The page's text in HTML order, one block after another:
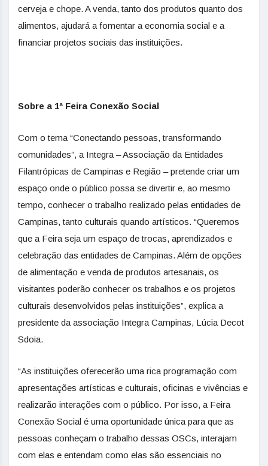
cerveja e chope. A venda, tanto dos produtos quanto dos
alimentos, ajudará a fomentar a economia social e a
financiar projetos sociais das instituições.
Sobre a 1ª Feira Conexão Social
Com o tema “Conectando pessoas, transformando
comunidades”, a Integra – Associação da Entidades
Filantrópicas de Campinas e Região – pretende criar um
espaço onde o público possa se divertir e, ao mesmo
tempo, conhecer o trabalho realizado pelas entidades de
Campinas, tanto culturais quando artísticos. “Queremos
que a Feira seja um espaço de trocas, aprendizados e
celebração das entidades de Campinas. Além de opções
de alimentação e venda de produtos artesanais, os
visitantes poderão conhecer os trabalhos e os projetos
culturais desenvolvidos pelas instituições”, explica a
presidente da associação Integra Campinas, Lúcia Decot
Sdoia.
“As instituições oferecerão uma rica programação com
apresentações artísticas e culturais, oficinas e vivências e
realizarão interações com o público. Por isso, a Feira
Conexão Social é uma oportunidade única para que as
pessoas conheçam o trabalho dessas OSCs, interajam
com elas e entendam como elas são essenciais no